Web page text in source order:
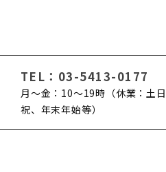
TEL： 03-5413-0177
月〜金：10〜19時 （休業：土日
祝、年末年始等）